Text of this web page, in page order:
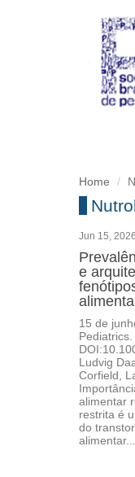
Home
Jun 15, 2026
e
15 de
Pediatrics.
Ludvig
Corfield,
alimentar
restrita é
do
alimentar...